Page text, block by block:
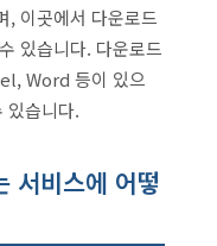
, 이곳에서 다운로드
있습니다. 다운로드
Word 등이 있으
있습니다.
서비스에 어떻